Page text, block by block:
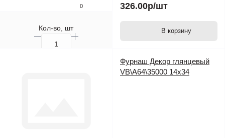
0
Кол-во, шт
326.00р/шт
В корзину
Фурнаш Декор глянцевый
VB\A64\35000 14х34